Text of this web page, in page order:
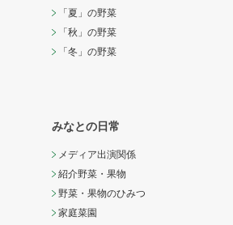
「夏」の野菜
「秋」の野菜
「冬」の野菜
みなとの日常
メディア出演関係
紹介野菜・果物
野菜・果物のひみつ
家庭菜園